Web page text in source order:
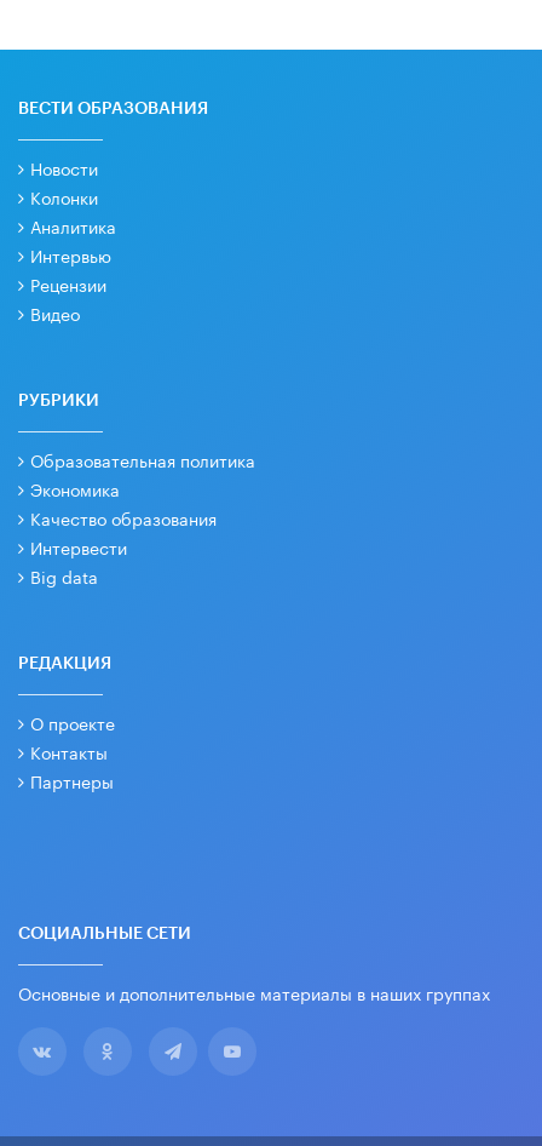
ВЕСТИ ОБРАЗОВАНИЯ
Новости
Колонки
Аналитика
Интервью
Рецензии
Видео
РУБРИКИ
Образовательная политика
Экономика
Качество образования
Интервести
Big data
РЕДАКЦИЯ
О проекте
Контакты
Партнеры
СОЦИАЛЬНЫЕ СЕТИ
Основные и дополнительные материалы в наших группах